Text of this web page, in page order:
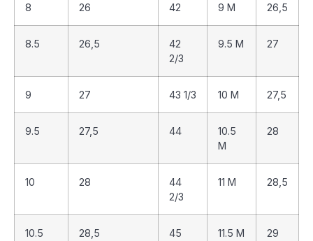
8 26 42 9 M 26,5
8.5 26,5
42
2/3
9.5 M 27
9 27 43 1/3 10 M 27,5
9.5 27,5 44
10.5
M
28
10 28
44
2/3
11 M 28,5
10.5 28,5
45
11.5 M 29